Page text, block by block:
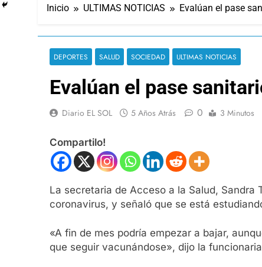
Inicio ULTIMAS NOTICIAS Evalúan el pase
DEPORTES SALUD SOCIEDAD ULTIMAS NOTICIAS
Evalúan el pase
Diario EL SOL 5 Años Atrás 0 3 Minutos
Compartilo!
La secretaria de Acceso a la Salud,
coronavirus, y señaló que se está
«A fin de mes podría empezar a bajar,
que seguir vacunándose», dijo la